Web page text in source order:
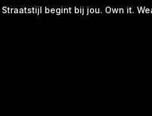
Straatstijl begint bij jou. Own it.